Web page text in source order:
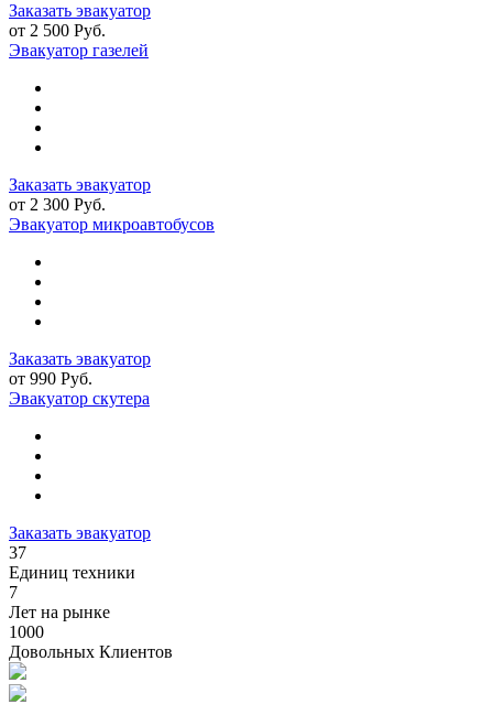
Заказать эвакуатор
от 2 500 Руб.
Эвакуатор газелей
Заказать эвакуатор
от 2 300 Руб.
Эвакуатор микроавтобусов
Заказать эвакуатор
от 990 Руб.
Эвакуатор скутера
Заказать эвакуатор
37
Единиц техники
7
Лет на рынке
1000
Довольных Клиентов